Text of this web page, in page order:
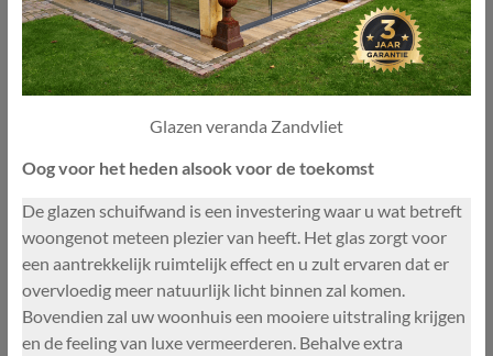
Glazen veranda Zandvliet
Oog voor het heden alsook voor de toekomst
De glazen schuifwand is een investering waar u wat betreft
woongenot meteen plezier van heeft. Het glas zorgt voor
een aantrekkelijk ruimtelijk effect en u zult ervaren dat er
overvloedig meer natuurlijk licht binnen zal komen.
Bovendien zal uw woonhuis een mooiere uitstraling krijgen
en de feeling van luxe vermeerderen. Behalve extra